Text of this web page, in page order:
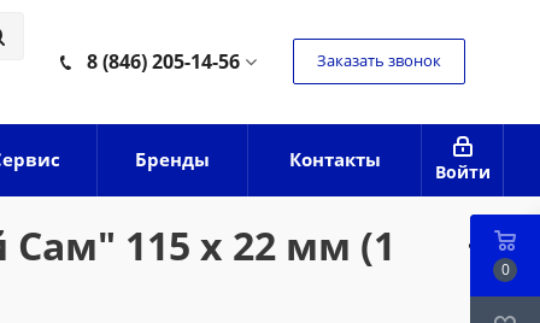
8 (846) 205-14-56 Заказать звонок
Войти
Бренды Контакты
115 х 22 мм (1 0